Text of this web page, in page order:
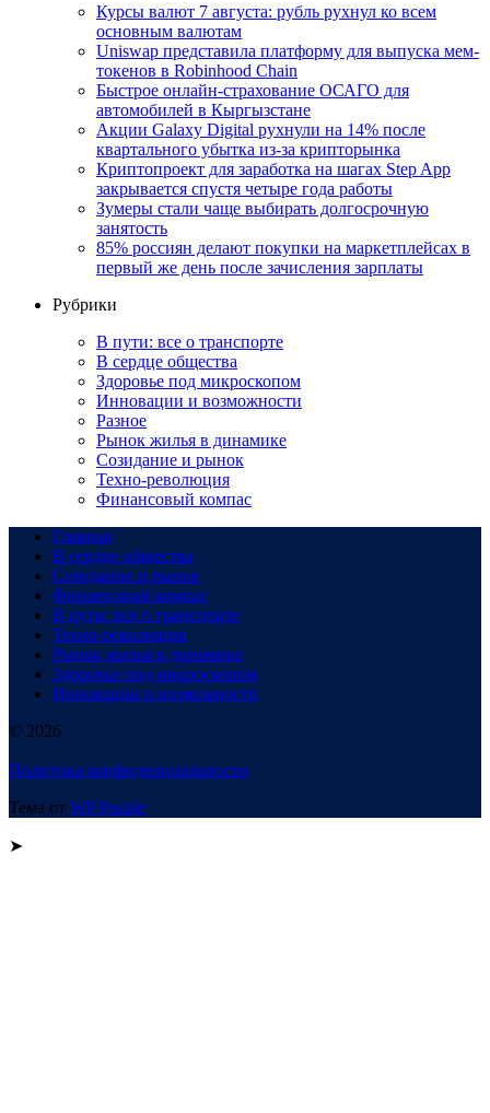
Курсы валют 7 августа: рубль рухнул ко всем
основным валютам
Uniswap представила платформу для выпуска мем-
токенов в Robinhood Chain
Быстрое онлайн-страхование ОСАГО для
автомобилей в Кыргызстане
Акции Galaxy Digital рухнули на 14% после
квартального убытка из-за крипторынка
Криптопроект для заработка на шагах Step App
закрывается спустя четыре года работы
Зумеры стали чаще выбирать долгосрочную
занятость
85% россиян делают покупки на маркетплейсах в
первый же день после зачисления зарплаты
Рубрики
В пути: все о транспорте
В сердце общества
Здоровье под микроскопом
Инновации и возможности
Разное
Рынок жилья в динамике
Созидание и рынок
Техно-революция
Финансовый компас
Главная
В сердце общества
Созидание и рынок
Финансовый компас
В пути: все о транспорте
Техно-революция
Рынок жилья в динамике
Здоровье под микроскопом
Инновации и возможности
© 2026
Политика конфиденциальности
Тема от WP Puzzle
➤